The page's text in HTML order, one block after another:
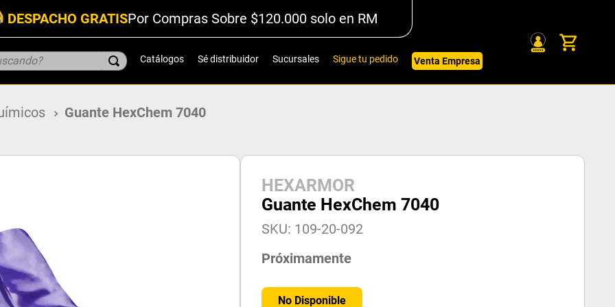
DESPACHO GRATISPor Compras Sobre $120.000 solo en RM
Catálogos Sé distribuidor Sucursales Sigue tu pedido Venta Empresa
Guante HexChem 7040
HEXARMOR
Guante HexChem 7040
SKU: 109-20-092
Próximamente
No Disponible